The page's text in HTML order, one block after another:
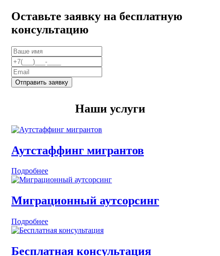
Оставьте заявку на бесплатную
консультацию
Отправить заявку
Наши услуги
Аутстаффинг мигрантов
Подробнее
Миграционный аутсорсинг
Подробнее
Бесплатная консультация